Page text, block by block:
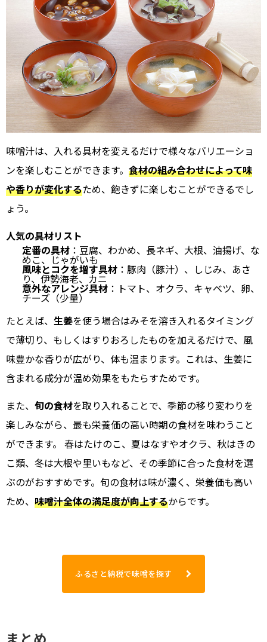
味噌汁は、入れる具材を変えるだけで様々なバリエーショ
ンを楽しむことができます。 食材の組み合わせによって味
や香りが変化するため、飽きずに楽しむことができるでし
ょう。
人気の具材リスト
定番の具材 ：豆腐、わかめ、長ネギ、大根、油揚げ、な
めこ、じゃがいも
風味とコクを増す具材 ：豚肉（豚汁）、しじみ、あさ
り、伊勢海老、カニ
意外なアレンジ具材 ：トマト、オクラ、キャベツ、卵、
チーズ（少量）
たとえば、 生姜を使う場合はみそを溶き入れるタイミング
で薄切り、もしくはすりおろしたものを加えるだけで、風
味豊かな香りが広がり、体も温まります。これは、生姜に
含まれる成分が温め効果をもたらすためです。
また、 旬の食材を取り入れることで、季節の移り変わりを
楽しみながら、最も栄養価の高い時期の食材を味わうこと
ができます。 春はたけのこ、夏はなすやオクラ、秋はきの
こ類、冬は大根や里いもなど、その季節に合った食材を選
ぶのがおすすめです。旬の食材は味が濃く、栄養価も高い
ため、 味噌汁全体の満足度が向上するからです。
ふるさと納税で味噌を探す
まとめ